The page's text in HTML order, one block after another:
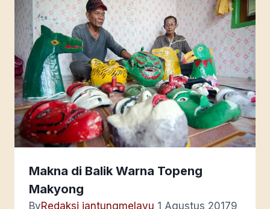
Makna di Balik Warna Topeng
Makyong
ByRedaksi jantungmelayu 1 Agustus 20179